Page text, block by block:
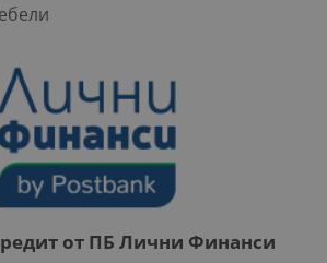
от ПБ Лични Финанси